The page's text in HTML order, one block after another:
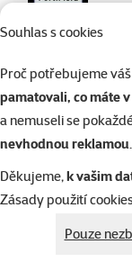
Souhlas s cookies
Proč potřebujeme
pamatovali, co máte
a nemuseli se
nevhodnou reklamou.
Děkujeme,k vašim
Zásady použití
Pouze
Skladem